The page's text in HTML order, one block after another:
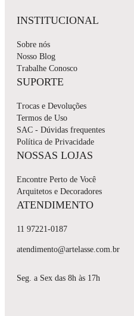
INSTITUCIONAL
Sobre nós
Nosso Blog
Trabalhe Conosco
SUPORTE
Trocas e Devoluções
Termos de Uso
SAC - Dúvidas frequentes
Política de Privacidade
NOSSAS LOJAS
Encontre Perto de Você
Arquitetos e Decoradores
ATENDIMENTO
11 97221-0187
atendimento@artelasse.com.br
Seg. a Sex das 8h às 17h